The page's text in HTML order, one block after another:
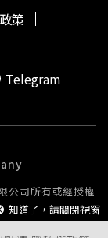
知道了，請關閉視窗
策
Telegram
公司所有或經授權
或公開傳輸。